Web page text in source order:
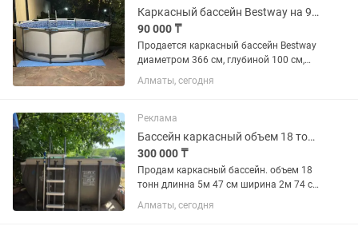
Каркасный бассейн Bestway на 9150 литров, полный комплект
90 000 ₸
Продается каркасный бассейн Bestway
диаметром 366 см, глубиной 100 см,
объемом 9150 литров. Бассейн
использовался аккуратно один сезон,
использования был полностью...
Алматы, сегодня
Реклама
Бассейн каркасный объем 18 тонн
300 000 ₸
Продам каркасный бассейн. объем 18
тонн длинна 5м 47 см ширина 2м 74 см
глубина 132 см объем 18 тонн. в
комплекте фильтр. лестница бассеин
Алматы, сегодня